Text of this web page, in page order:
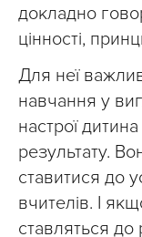
докладно
цінності,
Для неї
навчання у
настрої
результату.
ставитися до
вчителів. І
ставляться до